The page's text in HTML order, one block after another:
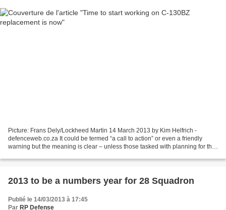
Picture: Frans Dely/Lockheed Martin 14 March 2013 by Kim Helfrich -
defenceweb.co.za It could be termed “a call to action” or even a friendly
warning but the meaning is clear – unless those tasked with planning for the
2013 to be a numbers year for 28 Squadron
Publié le 14/03/2013 à 17:45
Par RP Defense